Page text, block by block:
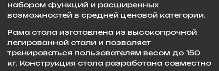
набором функций и расширенных
возможностей в средней ценовой категории.
Рама стола изготовлена из высокопрочной
легированной стали и позволяет
тренироваться пользователям весом до 150
кг. Конструкция стола разработана совместно